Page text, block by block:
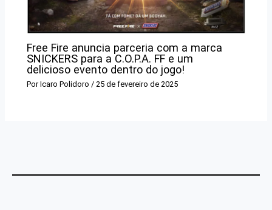
Free Fire anuncia parceria com a marca
SNICKERS para a C.O.P.A. FF e um
delicioso evento dentro do jogo!
PorIcaro Polidoro/25 de fevereiro de 2025